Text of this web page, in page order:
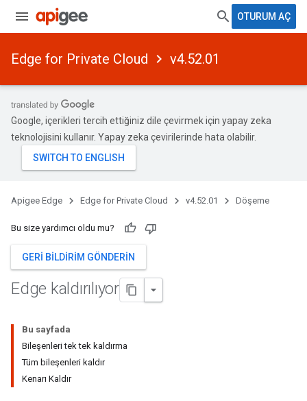
OTURUM AÇ
Edge for Private Cloud v4.52.01
Google, içerikleri tercih ettiğiniz dile çevirmek için yapay zeka
teknolojisini kullanır. Yapay zeka çevirilerinde hata olabilir.
Apigee Edge Edge for Private Cloud v4.52.01 Döşeme
Bu size yardımcı oldu mu?
GERI BILDIRIM GÖNDERIN
Edge kaldırılıyor
Bu sayfada
Bileşenleri tek tek kaldırma
Tüm bileşenleri kaldır
Kenarı Kaldır